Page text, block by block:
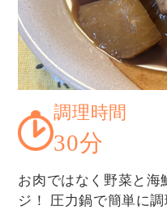
調理時間
30分
お肉ではなく野菜と海
ジ！ 圧力鍋で簡単に